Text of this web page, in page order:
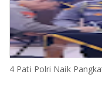
4 Pati Polri Naik